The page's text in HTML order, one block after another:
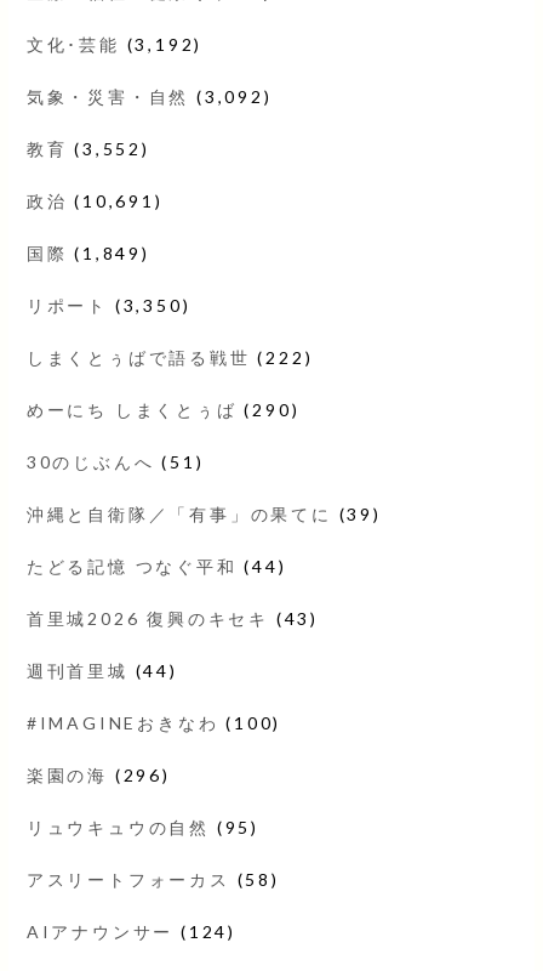
文化･芸能 (3,192)
気象・災害・自然 (3,092)
教育 (3,552)
政治 (10,691)
国際 (1,849)
リポート (3,350)
しまくとぅばで語る戦世 (222)
めーにち しまくとぅば (290)
30のじぶんへ (51)
沖縄と自衛隊／「有事」の果てに (39)
たどる記憶 つなぐ平和 (44)
首里城2026 復興のキセキ (43)
週刊首里城 (44)
#IMAGINEおきなわ (100)
楽園の海 (296)
リュウキュウの自然 (95)
アスリートフォーカス (58)
AIアナウンサー (124)